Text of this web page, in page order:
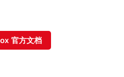
官方文档